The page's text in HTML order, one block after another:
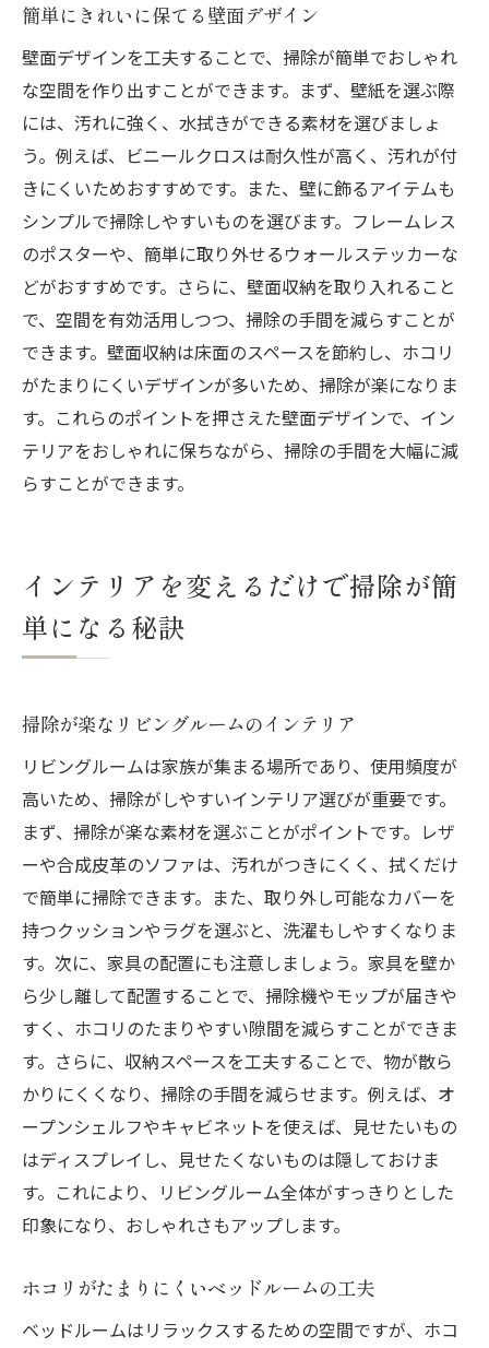
簡単にきれいに保てる壁面デザイン
壁面デザインを工夫することで、掃除が簡単でおしゃれ
な空間を作り出すことができます。まず、壁紙を選ぶ際
には、汚れに強く、水拭きができる素材を選びましょ
う。例えば、ビニールクロスは耐久性が高く、汚れが付
きにくいためおすすめです。また、壁に飾るアイテムも
シンプルで掃除しやすいものを選びます。フレームレス
のポスターや、簡単に取り外せるウォールステッカーな
どがおすすめです。さらに、壁面収納を取り入れること
で、空間を有効活用しつつ、掃除の手間を減らすことが
できます。壁面収納は床面のスペースを節約し、ホコリ
がたまりにくいデザインが多いため、掃除が楽になりま
す。これらのポイントを押さえた壁面デザインで、イン
テリアをおしゃれに保ちながら、掃除の手間を大幅に減
らすことができます。
インテリアを変えるだけで掃除が簡
単になる秘訣
掃除が楽なリビングルームのインテリア
リビングルームは家族が集まる場所であり、使用頻度が
高いため、掃除がしやすいインテリア選びが重要です。
まず、掃除が楽な素材を選ぶことがポイントです。レザ
ーや合成皮革のソファは、汚れがつきにくく、拭くだけ
で簡単に掃除できます。また、取り外し可能なカバーを
持つクッションやラグを選ぶと、洗濯もしやすくなりま
す。次に、家具の配置にも注意しましょう。家具を壁か
ら少し離して配置することで、掃除機やモップが届きや
すく、ホコリのたまりやすい隙間を減らすことができま
す。さらに、収納スペースを工夫することで、物が散ら
かりにくくなり、掃除の手間を減らせます。例えば、オ
ープンシェルフやキャビネットを使えば、見せたいもの
はディスプレイし、見せたくないものは隠しておけま
す。これにより、リビングルーム全体がすっきりとした
印象になり、おしゃれさもアップします。
ホコリがたまりにくいベッドルームの工夫
ベッドルームはリラックスするための空間ですが、ホコ